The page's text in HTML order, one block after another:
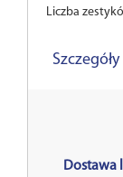
Liczba
Dostawa